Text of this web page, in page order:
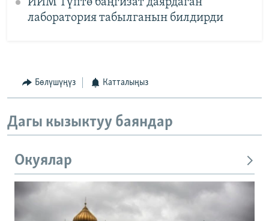
лаборатория табылганын билдирди
Бөлүшүңүз Катталыңыз
Дагы кызыктуу баяндар
Окуялар